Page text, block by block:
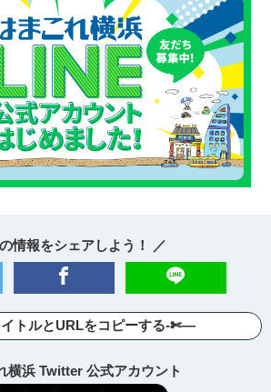
情報をシェアしよう！ ／
トルとURLをコピーする-✄—
横浜 Twitter 公式アカウント